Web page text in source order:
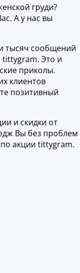
груди?
А у нас вы
тысяч сообщений
tittygram. Это и
приколы.
клиентов
позитивный
и скидки от
Вы без проблем
по акции tittygram.